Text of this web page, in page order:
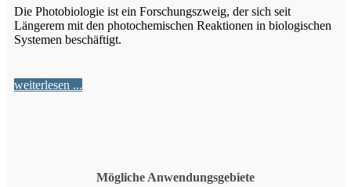
Die Photobiologie ist ein Forschungszweig, der sich seit
Längerem mit den photochemischen Reaktionen in biologischen
Systemen beschäftigt.
weiterlesen ...
Mögliche Anwendungsgebiete